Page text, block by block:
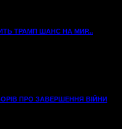
ТРАМП ШАНС НА МИР...
ПРО ЗАВЕРШЕННЯ ВІЙНИ